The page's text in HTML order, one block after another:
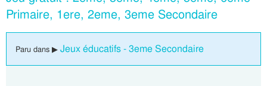
Primaire, 1ere, 2eme, 3eme Secondaire
Paru dans ▶ Jeux éducatifs - 3eme Secondaire